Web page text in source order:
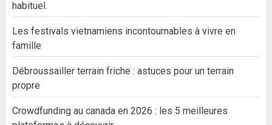
habituel.
Les festivals vietnamiens incontournables à vivre en
famille
Débroussailler terrain friche : astuces pour un terrain
propre
Crowdfunding au canada en 2026 : les 5 meilleures